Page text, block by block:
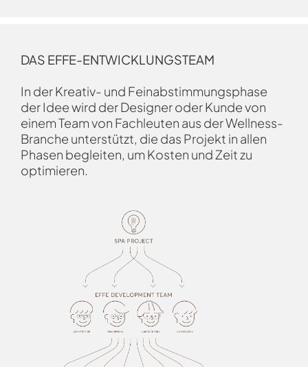
DAS EFFE-ENTWICKLUNGSTEAM
In der Kreativ- und Feinabstimmungsphase
der Idee wird der Designer oder Kunde von
einem Team von Fachleuten aus der Wellness-
Branche unterstützt, die das Projekt in allen
Phasen begleiten, um Kosten und Zeit zu
optimieren.